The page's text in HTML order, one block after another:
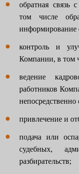
обратная связь
том числе
информирование
контроль и
Компании, в том
ведение
работников
привлечение и
подача или
судебных,
разбирательств;